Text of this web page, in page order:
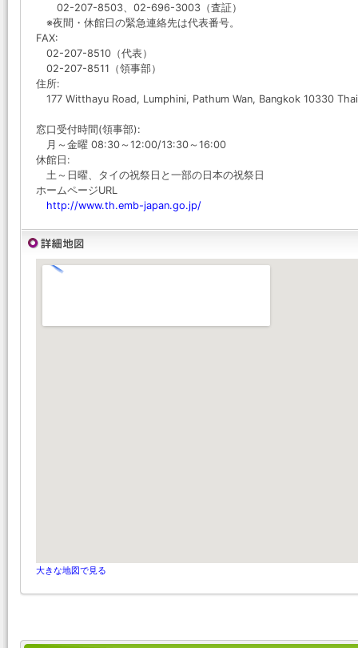
02-207-8503、02-696-3003（査証）
※夜間・休館日の緊急連絡先は代表番号。
FAX:
02-207-8510（代表）
02-207-8511（領事部）
住所:
177 Witthayu Road, Lumphini, Pathum Wan, Bangkok 10330
窓口受付時間(領事部):
月～金曜 08:30～12:00/13:30～16:00
休館日:
土～日曜、タイの祝祭日と一部の日本の祝祭日
ホームページURL
http://www.th.emb-japan.go.jp/
大きな地図で見る